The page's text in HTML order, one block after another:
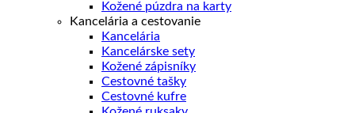
Kožené púzdra na karty
Kancelária a cestovanie
Kancelária
Kancelárske sety
Kožené zápisníky
Cestovné tašky
Cestovné kufre